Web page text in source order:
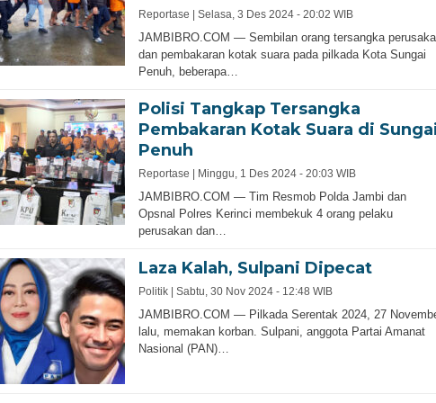
Reportase | Selasa, 3 Des 2024 - 20:02 WIB
JAMBIBRO.COM — Sembilan orang tersangka
dan pembakaran kotak suara pada pilkada Kota Sungai
Penuh, beberapa…
Polisi Tangkap Tersangka
Pembakaran Kotak Suara di
Penuh
Reportase | Minggu, 1 Des 2024 - 20:03 WIB
JAMBIBRO.COM — Tim Resmob Polda Jambi dan
Opsnal Polres Kerinci membekuk 4 orang pelaku
perusakan dan…
Laza Kalah, Sulpani Dipecat
Politik | Sabtu, 30 Nov 2024 - 12:48 WIB
JAMBIBRO.COM — Pilkada Serentak 2024, 27
lalu, memakan korban. Sulpani, anggota Partai Amanat
Nasional (PAN)…